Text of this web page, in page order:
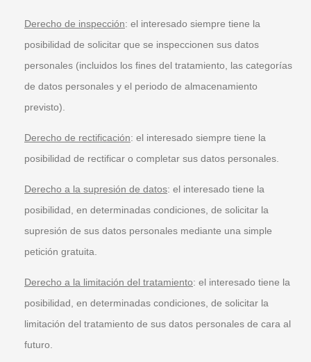
Derecho de inspección: el interesado siempre tiene la
posibilidad de solicitar que se inspeccionen sus datos
personales (incluidos los fines del tratamiento, las categorías
de datos personales y el periodo de almacenamiento
previsto).
Derecho de rectificación: el interesado siempre tiene la
posibilidad de rectificar o completar sus datos personales.
Derecho a la supresión de datos: el interesado tiene la
posibilidad, en determinadas condiciones, de solicitar la
supresión de sus datos personales mediante una simple
petición gratuita.
Derecho a la limitación del tratamiento: el interesado tiene la
posibilidad, en determinadas condiciones, de solicitar la
limitación del tratamiento de sus datos personales de cara al
futuro.